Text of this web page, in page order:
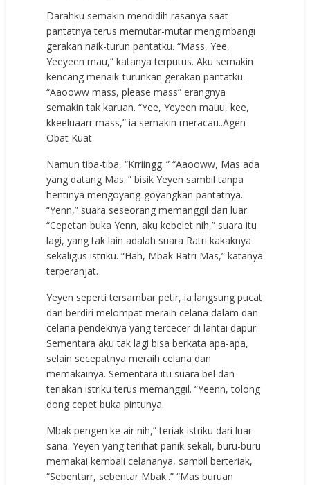
Darahku semakin mendidih rasanya saat
pantatnya terus memutar-mutar mengimbangi
gerakan naik-turun pantatku. “Mass, Yee,
Yeeyeen mau,” katanya terputus. Aku semakin
kencang menaik-turunkan gerakan pantatku.
“Aaooww mass, please mass” erangnya
semakin tak karuan. “Yee, Yeyeen mauu, kee,
kkeeluaarr mass,” ia semakin meracau..Agen
Obat Kuat
Namun tiba-tiba, “Krriingg..” “Aaooww, Mas ada
yang datang Mas..” bisik Yeyen sambil tanpa
hentinya mengoyang-goyangkan pantatnya.
“Yenn,” suara seseorang memanggil dari luar.
“Cepetan buka Yenn, aku kebelet nih,” suara itu
lagi, yang tak lain adalah suara Ratri kakaknya
sekaligus istriku. “Hah, Mbak Ratri Mas,” katanya
terperanjat.
Yeyen seperti tersambar petir, ia langsung pucat
dan berdiri melompat meraih celana dalam dan
celana pendeknya yang tercecer di lantai dapur.
Sementara aku tak lagi bisa berkata apa-apa,
selain secepatnya meraih celana dan
memakainya. Sementara itu suara bel dan
teriakan istriku terus memanggil. “Yeenn, tolong
dong cepet buka pintunya.
Mbak pengen ke air nih,” teriak istriku dari luar
sana. Yeyen yang terlihat panik sekali, buru-buru
memakai kembali celananya, sambil berteriak,
“Sebentarr, sebentar Mbak..” “Mas buruan